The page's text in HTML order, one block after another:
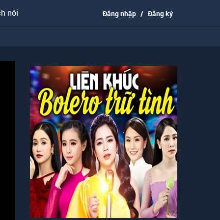
nói Đăng nhập / Đăng ký